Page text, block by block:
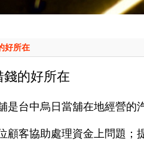
好所在
錢的好所在
是台中烏日 當舖在地經營的
顧客協助處理資金上問題；